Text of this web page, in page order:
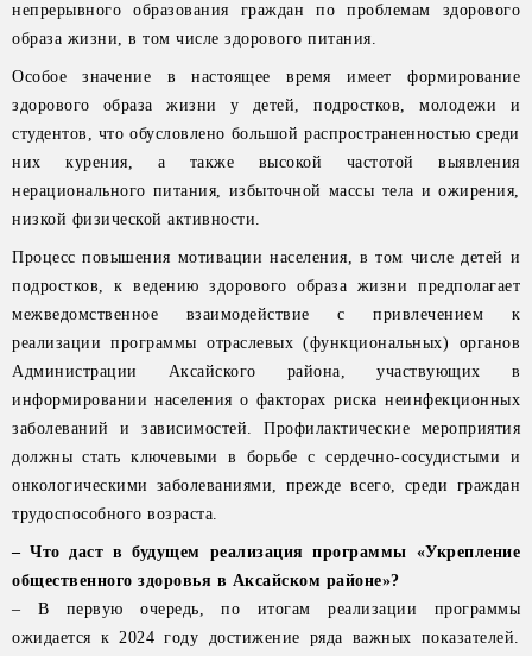
непрерывного образования граждан по проблемам здорового
образа жизни, в том числе здорового питания.
Особое значение в настоящее время имеет формирование
здорового образа жизни у детей, подростков, молодежи и
студентов, что обусловлено большой распространенностью среди
них курения, а также высокой частотой выявления
нерационального питания, избыточной массы тела и ожирения,
низкой физической активности.
Процесс повышения мотивации населения, в том числе детей и
подростков, к ведению здорового образа жизни предполагает
межведомственное взаимодействие с привлечением к
реализации программы отраслевых (функциональных) органов
Администрации Аксайского района, участвующих в
информировании населения о факторах риска неинфекционных
заболеваний и зависимостей. Профилактические мероприятия
должны стать ключевыми в борьбе с сердечно-сосудистыми и
онкологическими заболеваниями, прежде всего, среди граждан
трудоспособного возраста.
– Что даст в будущем реализация программы «Укрепление
общественного здоровья в Аксайском районе»?
– В первую очередь, по итогам реализации программы
ожидается к 2024 году достижение ряда важных показателей.